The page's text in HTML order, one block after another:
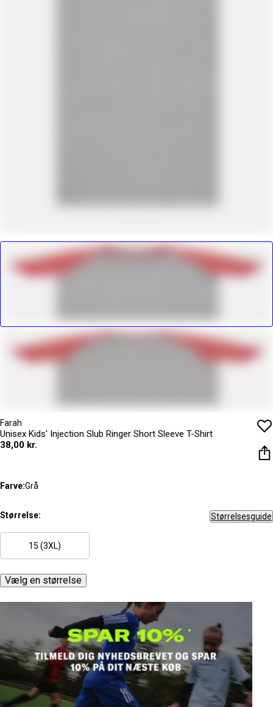
Farah
Unisex Kids' Injection Slub Ringer Short Sleeve T-Shirt
38,00 kr.
Farve:Grå
Størrelse: Størrelsesguide
15 (3XL)
Vælg en størrelse